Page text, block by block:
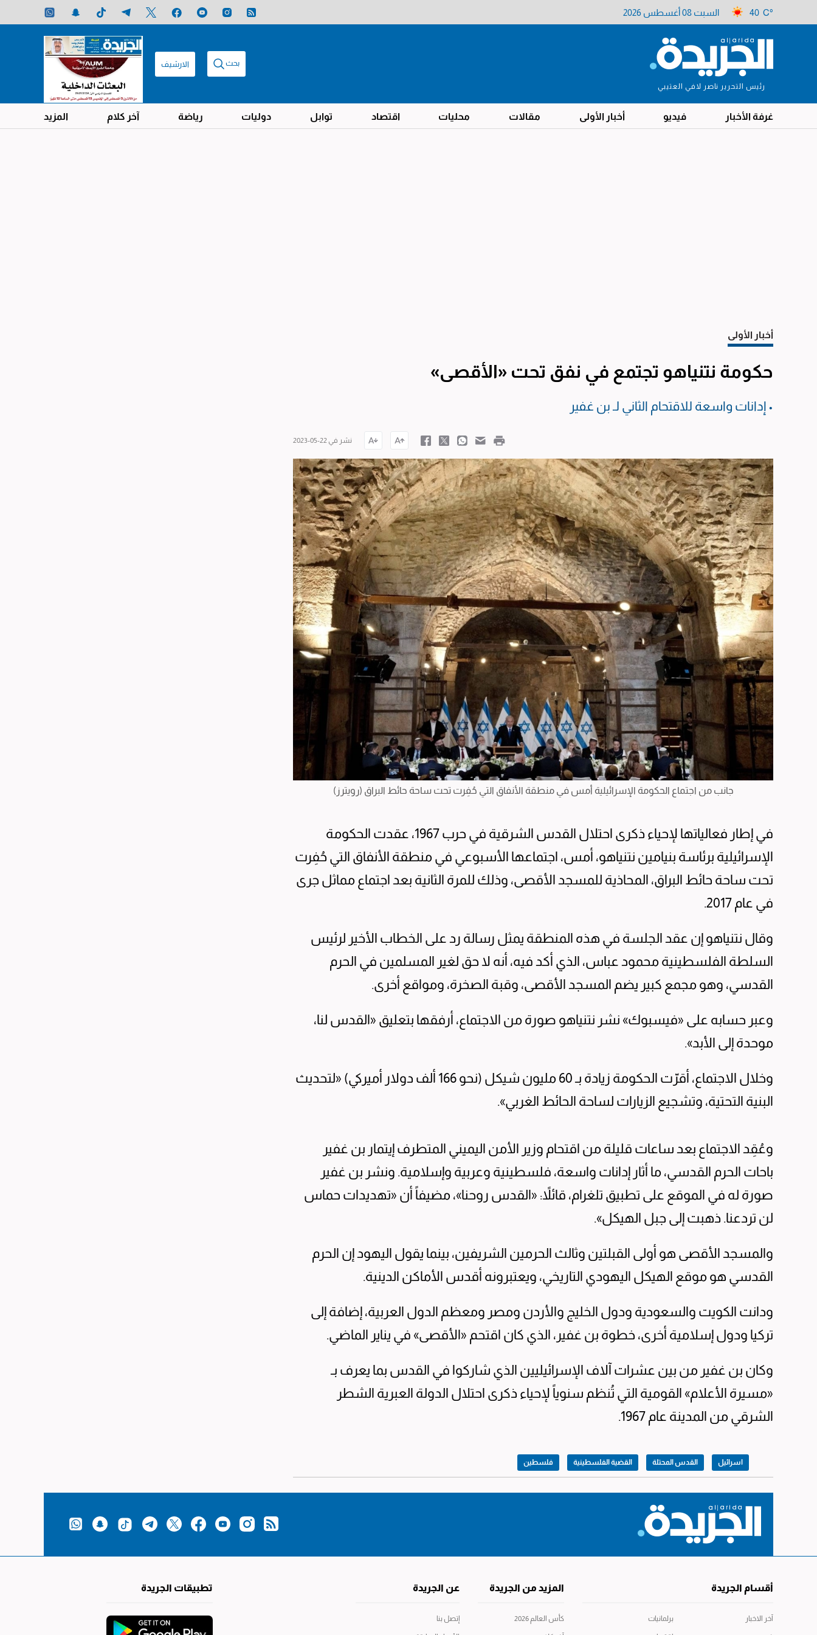
40 C° السبت 08 أغسطس 2026
رئيس التحرير ناصر لافي العتيبي
بحث الارشيف
غرفة الأخبار فيديو أخبار الأولى مقالات محليات اقتصاد توابل دوليات رياضة آخر كلام المزيد
أخبار الأولى
حكومة نتنياهو تجتمع في نفق تحت «الأقصى»
• إدانات واسعة للاقتحام الثاني لـ بن غفير
نشر في 22-05-2023
جانب من اجتماع الحكومة الإسرائيلية أمس في منطقة الأنفاق التي حُفِرت تحت ساحة حائط البراق (رويترز)
في إطار فعالياتها لإحياء ذكرى احتلال القدس الشرقية في حرب 1967، عقدت الحكومة
الإسرائيلية برئاسة بنيامين نتنياهو، أمس، اجتماعها الأسبوعي في منطقة الأنفاق التي حُفِرت
تحت ساحة حائط البراق، المحاذية للمسجد الأقصى، وذلك للمرة الثانية بعد اجتماع مماثل جرى
في عام 2017.
وقال نتنياهو إن عقد الجلسة في هذه المنطقة يمثل رسالة رد على الخطاب الأخير لرئيس
السلطة الفلسطينية محمود عباس، الذي أكد فيه، أنه لا حق لغير المسلمين في الحرم
القدسي، وهو مجمع كبير يضم المسجد الأقصى، وقبة الصخرة، ومواقع أخرى.
وعبر حسابه على «فيسبوك» نشر نتنياهو صورة من الاجتماع، أرفقها بتعليق «القدس لنا،
موحدة إلى الأبد».
وخلال الاجتماع، أقرّت الحكومة زيادة بـ 60 مليون شيكل (نحو 166 ألف دولار أميركي) «لتحديث
البنية التحتية، وتشجيع الزيارات لساحة الحائط الغربي».
وعُقِد الاجتماع بعد ساعات قليلة من اقتحام وزير الأمن اليميني المتطرف إيتمار بن غفير
باحات الحرم القدسي، ما أثار إدانات واسعة، فلسطينية وعربية وإسلامية. ونشر بن غفير
صورة له في الموقع على تطبيق تلغرام، قائلاً: «القدس روحنا»، مضيفاً أن «تهديدات حماس
لن تردعنا. ذهبت إلى جبل الهيكل».
والمسجد الأقصى هو أولى القبلتين وثالث الحرمين الشريفين، بينما يقول اليهود إن الحرم
القدسي هو موقع الهيكل اليهودي التاريخي، ويعتبرونه أقدس الأماكن الدينية.
ودانت الكويت والسعودية ودول الخليج والأردن ومصر ومعظم الدول العربية، إضافة إلى
تركيا ودول إسلامية أخرى، خطوة بن غفير، الذي كان اقتحم «الأقصى» في يناير الماضي.
وكان بن غفير من بين عشرات آلاف الإسرائيليين الذي شاركوا في القدس بما يعرف بـ
«مسيرة الأعلام» القومية التي تُنظم سنوياً لإحياء ذكرى احتلال الدولة العبرية الشطر
الشرقي من المدينة عام 1967.
اسرائيل القدس المحتلة القضية الفلسطينية فلسطين
أقسام الجريدة
آخر الاخبار برلمانيات
المزيد من الجريدة
كأس العالم 2026
عن الجريدة
إتصل بنا
تطبيقات الجريدة